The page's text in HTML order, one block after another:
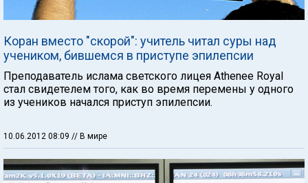
Коран вместо "скорой": учитель читал суры над
учеником, бившемся в приступе эпилепсии
Преподаватель ислама светского лицея Athenee Royal
стал свидетелем того, как во время перемены у одного
из учеников начался приступ эпилепсии.
10.06.2012 08:09 // В мире